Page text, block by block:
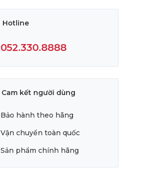
Hotline
052.330.8888
Cam kết người dùng
Bảo hành theo hãng
Vận chuyển toàn quốc
Sản phẩm chính hãng